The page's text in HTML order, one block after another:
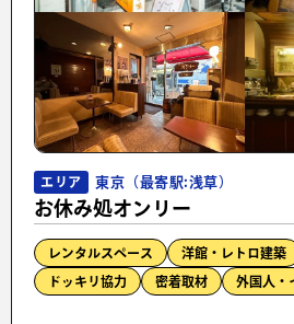
エリア 東京（最寄駅:浅草）
お休み処オンリー
レンタルスペース 洋館・レトロ建築
ドッキリ協力 密着取材 外国人・